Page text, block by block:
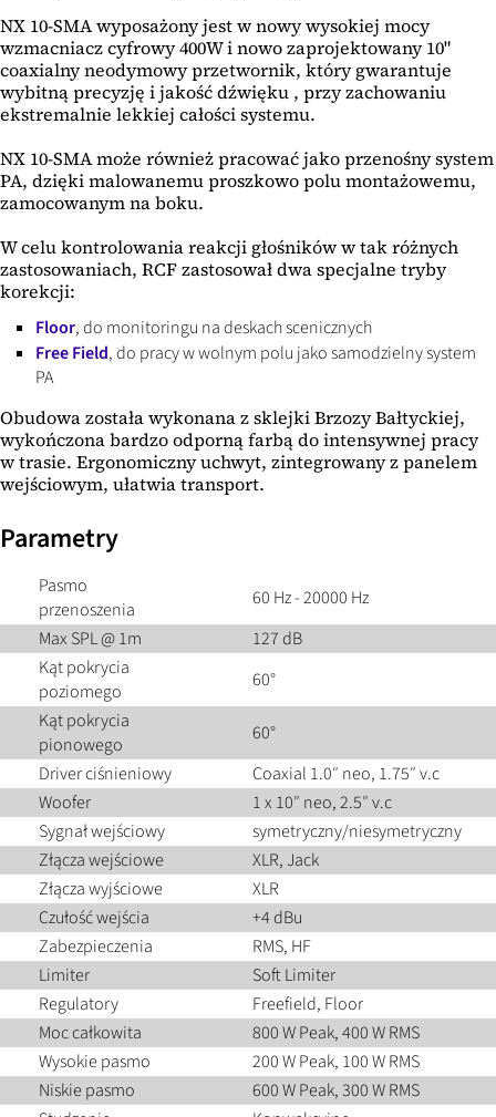
NX 10-SMA wyposażony jest w nowy wysokiej mocy
wzmacniacz cyfrowy 400W i nowo zaprojektowany 10"
coaxialny neodymowy przetwornik, który gwarantuje
wybitną precyzję i jakość dźwięku , przy zachowaniu
ekstremalnie lekkiej całości systemu.
NX 10-SMA może również pracować jako przenośny system
PA, dzięki malowanemu proszkowo polu montażowemu,
zamocowanym na boku.
W celu kontrolowania reakcji głośników w tak różnych
zastosowaniach, RCF zastosował dwa specjalne tryby
korekcji:
Floor, do monitoringu na deskach scenicznych
Free Field, do pracy w wolnym polu jako samodzielny system
PA
Obudowa została wykonana z sklejki Brzozy Bałtyckiej,
wykończona bardzo odporną farbą do intensywnej pracy
w trasie. Ergonomiczny uchwyt, zintegrowany z panelem
wejściowym, ułatwia transport.
Parametry
Pasmo
przenoszenia
60 Hz - 20000 Hz
Max SPL @ 1m
127 dB
Kąt pokrycia
poziomego
60°
Kąt pokrycia
pionowego
60°
Driver ciśnieniowy
Coaxial 1.0″ neo, 1.75″ v.c
Woofer
1 x 10″ neo, 2.5″ v.c
Sygnał wejściowy
symetryczny/niesymetryczny
Złącza wejściowe
XLR, Jack
Złącza wyjściowe
XLR
Czułość wejścia
+4 dBu
Zabezpieczenia
RMS, HF
Limiter
Soft Limiter
Regulatory
Freefield, Floor
Moc całkowita
800 W Peak, 400 W RMS
Wysokie pasmo
200 W Peak, 100 W RMS
Niskie pasmo
600 W Peak, 300 W RMS